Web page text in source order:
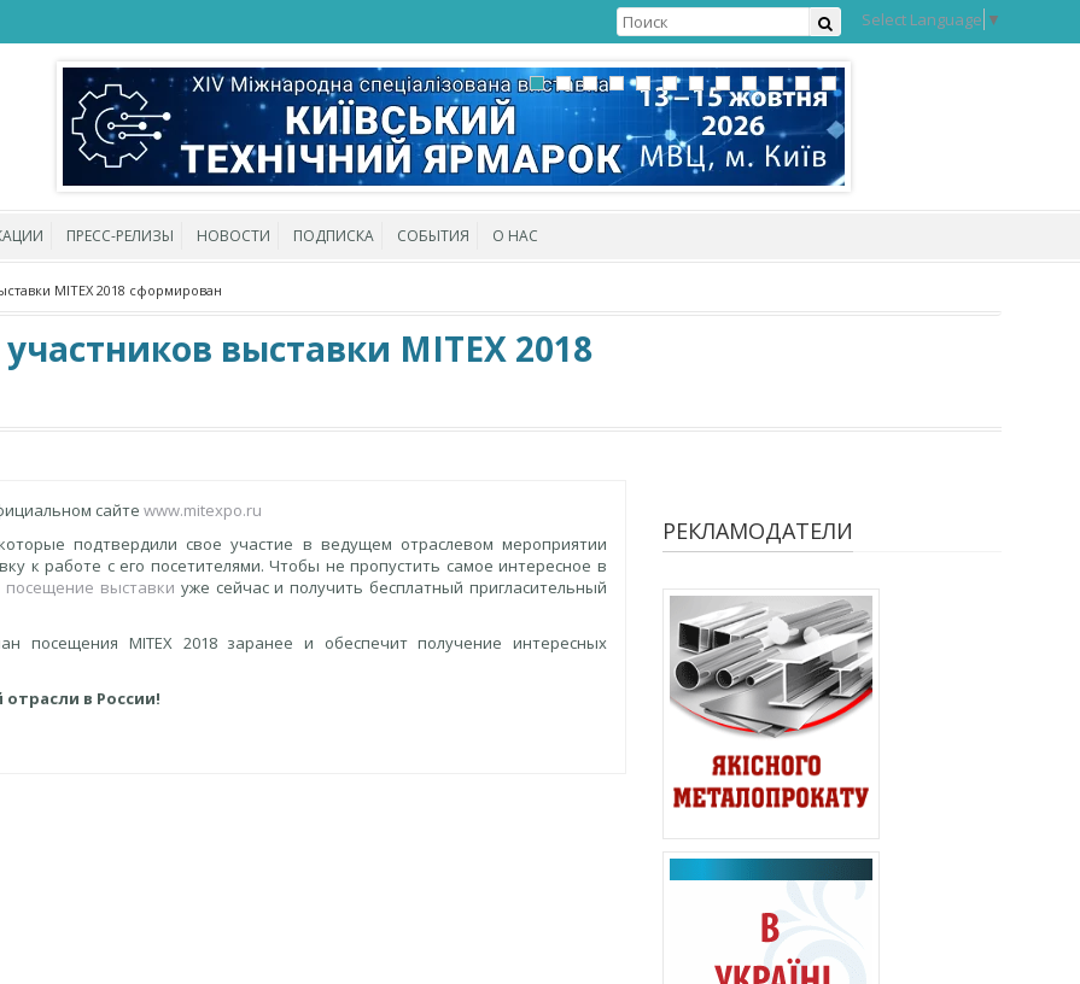
Select Language ▼
ПРЕСС-РЕЛИЗЫ НОВОСТИ ПОДПИСКА СОБЫТИЯ О НАС
MITEX 2018 сформирован
выставки MITEX 2018
сайте www.mitexpo.ru
подтвердили свое участие в ведущем отраслевом мероприятии
к работе с его посетителями. Чтобы не пропустить самое интересное в
посещение выставки уже сейчас и получить бесплатный пригласительный
посещения MITEX 2018 заранее и обеспечит получение интересных
в России!
РЕКЛАМОДАТЕЛИ